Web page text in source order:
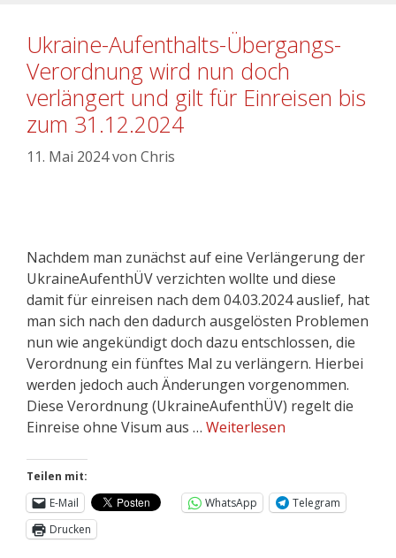
Ukraine-Aufenthalts-Übergangs-
Verordnung wird nun doch
verlängert und gilt für Einreisen bis
zum 31.12.2024
11. Mai 2024von Chris
Nachdem man zunächst auf eine Verlängerung der
UkraineAufenthÜV verzichten wollte und diese
damit für einreisen nach dem 04.03.2024 auslief, hat
man sich nach den dadurch ausgelösten Problemen
nun wie angekündigt doch dazu entschlossen, die
Verordnung ein fünftes Mal zu verlängern. Hierbei
werden jedoch auch Änderungen vorgenommen.
Diese Verordnung (UkraineAufenthÜV) regelt die
Einreise ohne Visum aus … Weiterlesen
Teilen mit:
E-Mail
WhatsApp
Telegram
Drucken